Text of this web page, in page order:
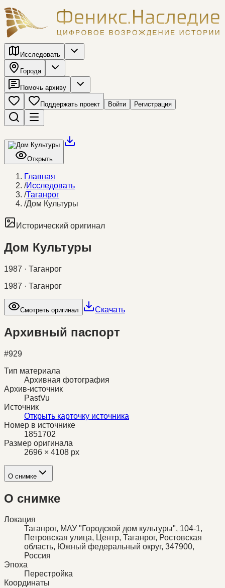
Исследовать
Города
Помочь архиву
Поддержать проект Войти Регистрация
Открыть
Главная
/Исследовать
/Таганрог
/Дом Культуры
Исторический оригинал
Дом Культуры
1987 · Таганрог
1987 · Таганрог
Смотреть оригинал Скачать
Архивный паспорт
#929
Тип материала
Архивная фотография
Архив-источник
PastVu
Источник
Открыть карточку источника
Номер в источнике
1851702
Размер оригинала
2696 × 4108 px
О снимке
О снимке
Локация
Таганрог, МАУ "Городской дом культуры", 104-1,
Петровская улица, Центр, Таганрог, Ростовская
область, Южный федеральный округ, 347900,
Россия
Эпоха
Перестройка
Координаты